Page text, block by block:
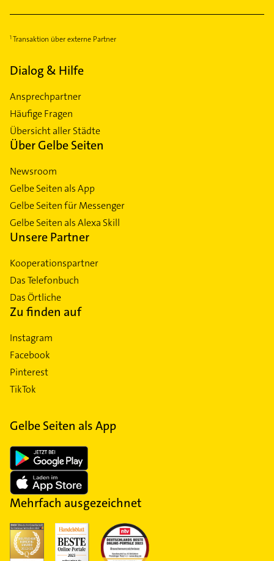
Transaktion über externe Partner
Dialog & Hilfe
Ansprechpartner
Häufige Fragen
Übersicht aller Städte
Über Gelbe Seiten
Newsroom
Gelbe Seiten als App
Gelbe Seiten für Messenger
Gelbe Seiten als Alexa Skill
Unsere Partner
Kooperationspartner
Das Telefonbuch
Das Örtliche
Zu finden auf
Instagram
Facebook
Pinterest
TikTok
Gelbe Seiten als App
Mehrfach ausgezeichnet